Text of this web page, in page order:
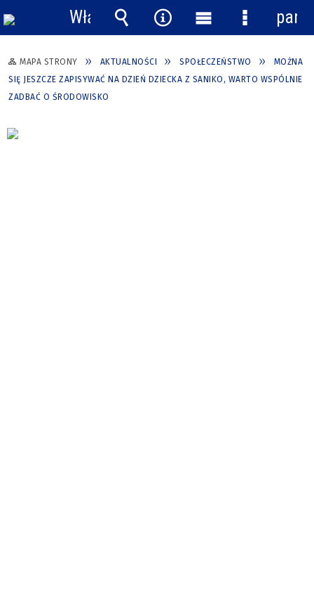
MAPA STRONY AKTUALNOŚCI SPOŁECZEŃSTWO
MOŻNA
SIĘ JESZCZE ZAPISYWAĆ NA DZIEŃ DZIECKA Z SANIKO, WARTO WSPÓLNIE
ZADBAĆ O ŚRODOWISKO
Włącz
powiadomienia
Wyszukiwarka
Narzędzia
Menu
główne
Menu
panel